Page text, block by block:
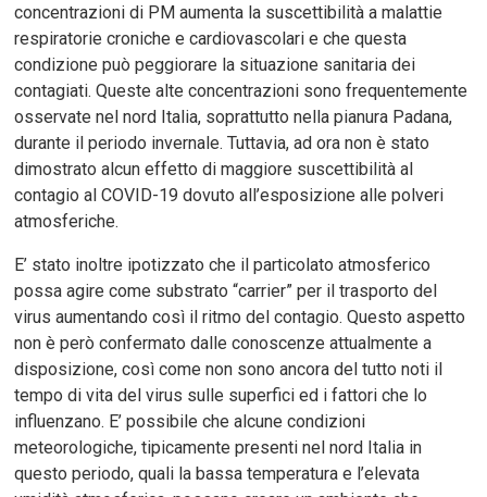
concentrazioni di PM aumenta la suscettibilità a malattie
respiratorie croniche e cardiovascolari e che questa
condizione può peggiorare la situazione sanitaria dei
contagiati. Queste alte concentrazioni sono frequentemente
osservate nel nord Italia, soprattutto nella pianura Padana,
durante il periodo invernale. Tuttavia, ad ora non è stato
dimostrato alcun effetto di maggiore suscettibilità al
contagio al COVID-19 dovuto all’esposizione alle polveri
atmosferiche.
E’ stato inoltre ipotizzato che il particolato atmosferico
possa agire come substrato “carrier” per il trasporto del
virus aumentando così il ritmo del contagio. Questo aspetto
non è però confermato dalle conoscenze attualmente a
disposizione, così come non sono ancora del tutto noti il
tempo di vita del virus sulle superfici ed i fattori che lo
influenzano. E’ possibile che alcune condizioni
meteorologiche, tipicamente presenti nel nord Italia in
questo periodo, quali la bassa temperatura e l’elevata